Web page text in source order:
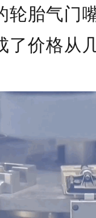
胎气门
了价格从